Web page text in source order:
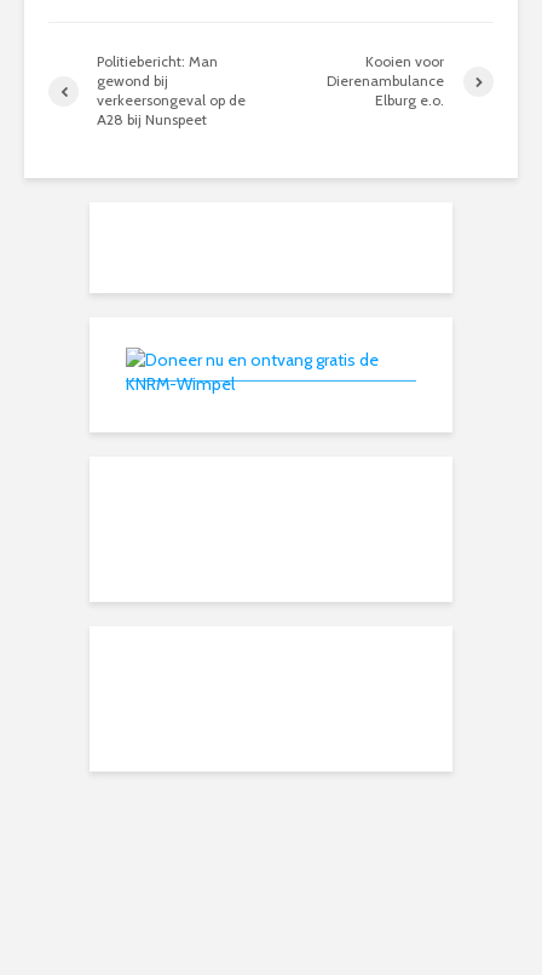
Politiebericht: Man
gewond bij
verkeersongeval op de
A28 bij Nunspeet
Kooien voor
Dierenambulance
Elburg e.o.